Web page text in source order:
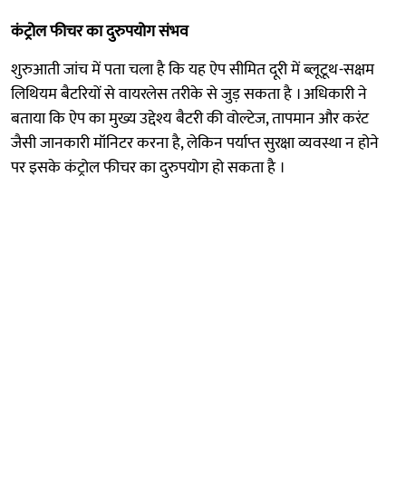
कंट्रोल फीचर का दुरुपयोग संभव
शुरुआती जांच में पता चला है कि यह ऐप सीमित दूरी में ब्लूटूथ-सक्षम
लिथियम बैटरियों से वायरलेस तरीके से जुड़ सकता है । अधिकारी ने
बताया कि ऐप का मुख्य उद्देश्य बैटरी की वोल्टेज, तापमान और करंट
जैसी जानकारी मॉनिटर करना है, लेकिन पर्याप्त सुरक्षा व्यवस्था न होने
पर इसके कंट्रोल फीचर का दुरुपयोग हो सकता है ।